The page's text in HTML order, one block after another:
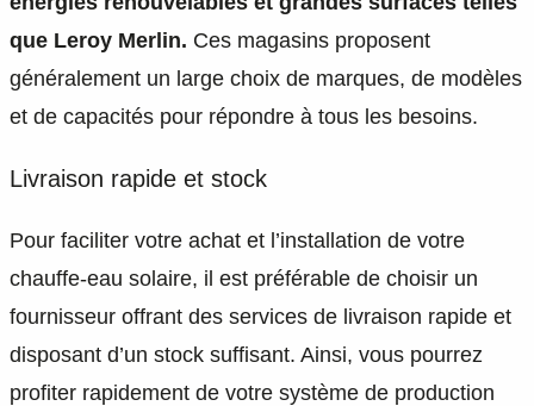
que Leroy Merlin. Ces magasins proposent
généralement un large choix de marques, de modèles
et de capacités pour répondre à tous les besoins.
Livraison rapide et stock
Pour faciliter votre achat et l’installation de votre
chauffe-eau solaire, il est préférable de choisir un
fournisseur offrant des services de livraison rapide et
disposant d’un stock suffisant. Ainsi, vous pourrez
profiter rapidement de votre système de production